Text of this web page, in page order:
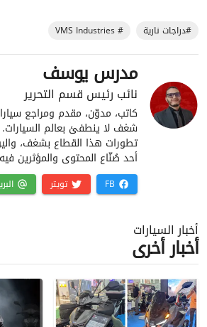
#دراجات نارية # VMS Industries
مدرس يوسف
نائب رئيس قسم التحرير
كاتب، مدوّن، مقدم ومراجع
شغف لا ينطفئ بعالم السيارات.
تطورات هذا القطاع بشغف،
أحد صُنّاع المحتوى والمؤثرين فيه
FB تويتر
أخبار السيارات
أخبار أخرى